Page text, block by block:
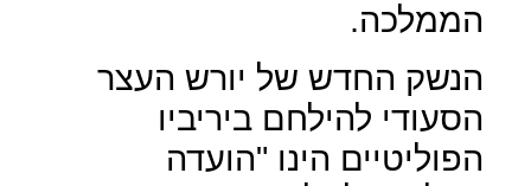
הממלכה.
הנשק החדש של יורש העצר
הסעודי להילחם ביריביו
הפוליטיים הינו "הועדה